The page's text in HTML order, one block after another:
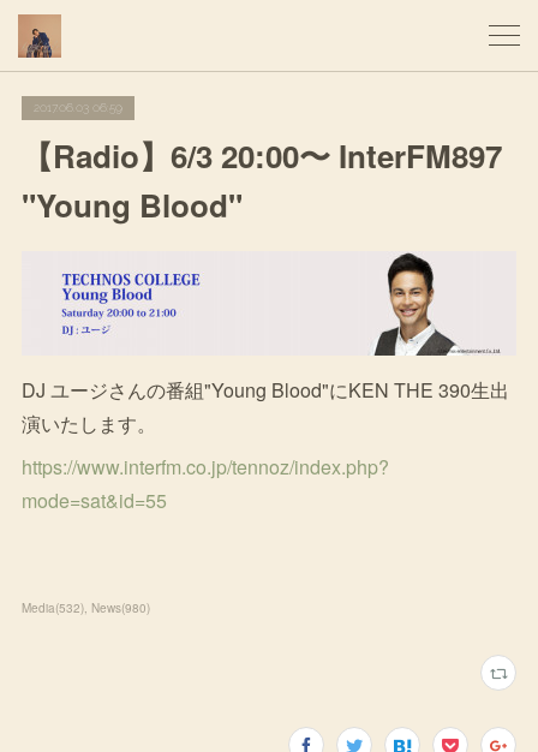
2017.06.03 06:59
【Radio】6/3 20:00〜 InterFM897
"Young Blood"
DJ ユージさんの番組"Young Blood"にKEN THE 390生出
演いたします。
https://www.interfm.co.jp/tennoz/index.php?
mode=sat&id=55
Media(532) News(980)